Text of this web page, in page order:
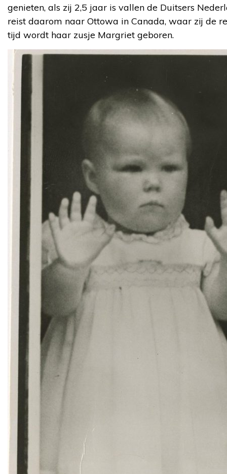
genieten, als zij 2,5 jaar is vallen de Duitsers
reist daarom naar Ottowa in Canada, waar zij de
tijd wordt haar zusje Margriet geboren.